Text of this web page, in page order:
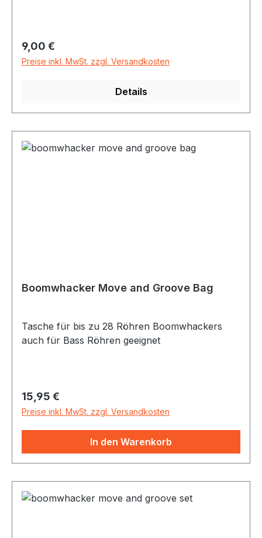
Regulärer Preis:
9,00 €
Preise inkl. MwSt. zzgl. Versandkosten
Details
Boomwhacker Move and Groove Bag
Tasche für bis zu 28 Röhren Boomwhackers
auch für Bass Röhren geeignet
Regulärer Preis:
15,95 €
Preise inkl. MwSt. zzgl. Versandkosten
In den Warenkorb